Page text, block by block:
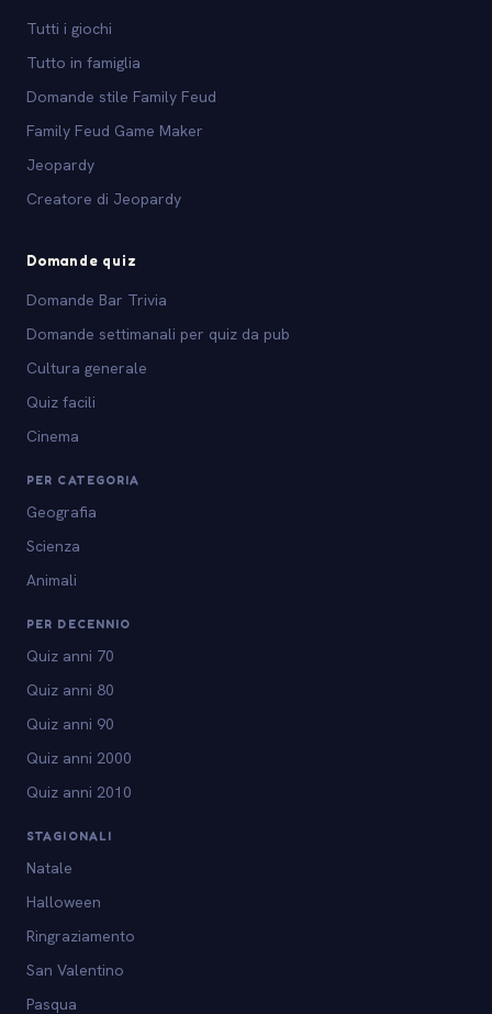
Tutti i giochi
Tutto in famiglia
Domande stile Family Feud
Family Feud Game Maker
Jeopardy
Creatore di Jeopardy
Domande quiz
Domande Bar Trivia
Domande settimanali per quiz da pub
Cultura generale
Quiz facili
Cinema
PER CATEGORIA
Geografia
Scienza
Animali
PER DECENNIO
Quiz anni 70
Quiz anni 80
Quiz anni 90
Quiz anni 2000
Quiz anni 2010
STAGIONALI
Natale
Halloween
Ringraziamento
San Valentino
Pasqua